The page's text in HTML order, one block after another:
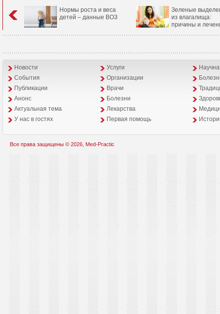
Нормы роста и веса
детей – данные ВОЗ
Зеленые
из влагалища:
причины и
Новости Услуги
События
Организации
Публикации
Врачи
Анонс
Болезни
Aктуальная тема
Лекарства
У нас в гостях
Первая помощь
Все права защищены © 2026, Med-Practic